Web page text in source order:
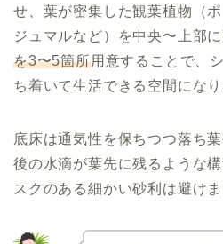
せ、葉が密集した観葉植物（
ジュマルなど）を中央〜上部に
を3〜5箇所用意することで、
ち着いて生活できる空間になり
底床は通気性を保ちつつ落ち
後の水滴が葉先に残るような
スクのある細かい砂利は避けま